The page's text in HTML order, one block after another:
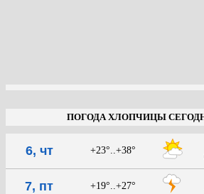
ПОГОДА ХЛОПЧИЦЫ
6, чт +23°..+38°
7, пт +19°..+27°